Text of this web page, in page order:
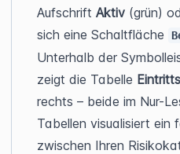
Aufschrift Aktiv (grün)
sich eine Schaltfläche
Unterhalb der
zeigt die Tabelle
rechts – beide im Nur-
Tabellen visualisiert ein
zwischen Ihren